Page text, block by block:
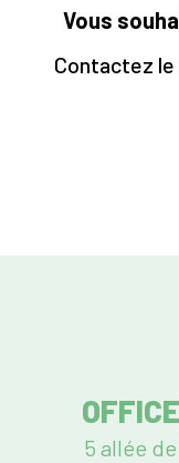
Vous
Contactez
5 allée